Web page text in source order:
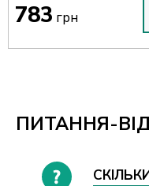
783 грн
ПИТАННЯ-